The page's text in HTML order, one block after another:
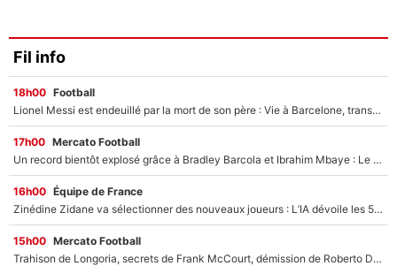
Fil info
18h00 Football
Lionel Messi est endeuillé par la mort de son père : Vie à Barcelone, transfert au PSG... voilà comment Jorge Messi a joué un rôle essentiel dans sa carrière !
17h00 Mercato Football
Un record bientôt explosé grâce à Bradley Barcola et Ibrahim Mbaye : Le PSG sur le point de réaliser un mercato historique ?
16h00 Équipe de France
Zinédine Zidane va sélectionner des nouveaux joueurs : L’IA dévoile les 5 cracks qui pourraient rapidement le rejoindre en équipe de France !
15h00 Mercato Football
Trahison de Longoria, secrets de Frank McCourt, démission de Roberto De Zerbi : Medhi Benatia se lâche sur son départ de l'OM et fait d'importantes révélations